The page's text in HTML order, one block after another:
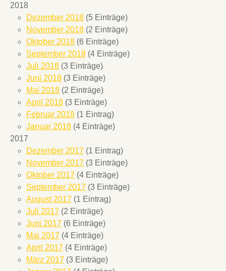
2018
Dezember 2018 (5 Einträge)
November 2018 (2 Einträge)
Oktober 2018 (6 Einträge)
September 2018 (4 Einträge)
Juli 2018 (3 Einträge)
Juni 2018 (3 Einträge)
Mai 2018 (2 Einträge)
April 2018 (3 Einträge)
Februar 2018 (1 Eintrag)
Januar 2018 (4 Einträge)
2017
Dezember 2017 (1 Eintrag)
November 2017 (3 Einträge)
Oktober 2017 (4 Einträge)
September 2017 (3 Einträge)
August 2017 (1 Eintrag)
Juli 2017 (2 Einträge)
Juni 2017 (6 Einträge)
Mai 2017 (4 Einträge)
April 2017 (4 Einträge)
März 2017 (3 Einträge)